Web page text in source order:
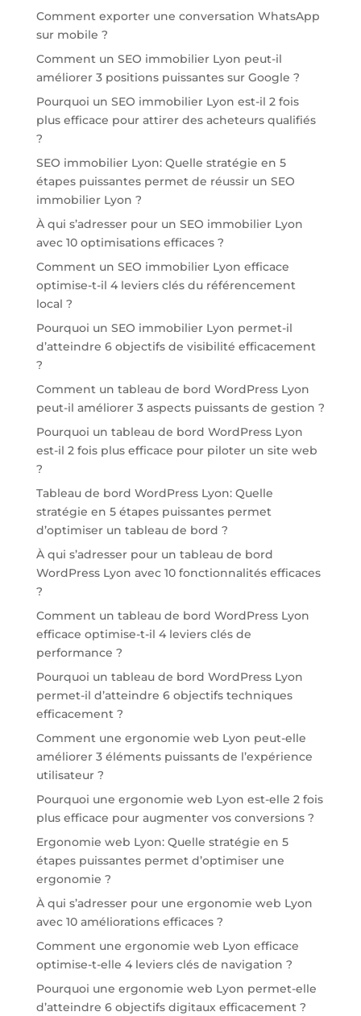
Comment exporter une conversation WhatsApp
sur mobile ?
Comment un SEO immobilier Lyon peut-il
améliorer 3 positions puissantes sur Google ?
Pourquoi un SEO immobilier Lyon est-il 2 fois
plus efficace pour attirer des acheteurs qualifiés
?
SEO immobilier Lyon: Quelle stratégie en 5
étapes puissantes permet de réussir un SEO
immobilier Lyon ?
À qui s’adresser pour un SEO immobilier Lyon
avec 10 optimisations efficaces ?
Comment un SEO immobilier Lyon efficace
optimise-t-il 4 leviers clés du référencement
local ?
Pourquoi un SEO immobilier Lyon permet-il
d’atteindre 6 objectifs de visibilité efficacement
?
Comment un tableau de bord WordPress Lyon
peut-il améliorer 3 aspects puissants de gestion ?
Pourquoi un tableau de bord WordPress Lyon
est-il 2 fois plus efficace pour piloter un site web
?
Tableau de bord WordPress Lyon: Quelle
stratégie en 5 étapes puissantes permet
d’optimiser un tableau de bord ?
À qui s’adresser pour un tableau de bord
WordPress Lyon avec 10 fonctionnalités efficaces
?
Comment un tableau de bord WordPress Lyon
efficace optimise-t-il 4 leviers clés de
performance ?
Pourquoi un tableau de bord WordPress Lyon
permet-il d’atteindre 6 objectifs techniques
efficacement ?
Comment une ergonomie web Lyon peut-elle
améliorer 3 éléments puissants de l’expérience
utilisateur ?
Pourquoi une ergonomie web Lyon est-elle 2 fois
plus efficace pour augmenter vos conversions ?
Ergonomie web Lyon: Quelle stratégie en 5
étapes puissantes permet d’optimiser une
ergonomie ?
À qui s’adresser pour une ergonomie web Lyon
avec 10 améliorations efficaces ?
Comment une ergonomie web Lyon efficace
optimise-t-elle 4 leviers clés de navigation ?
Pourquoi une ergonomie web Lyon permet-elle
d’atteindre 6 objectifs digitaux efficacement ?